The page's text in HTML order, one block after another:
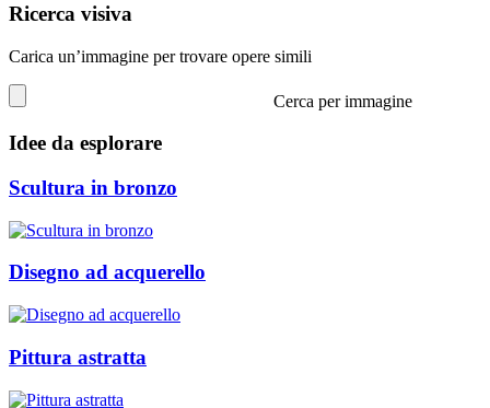
Ricerca visiva
Carica un’immagine per trovare opere simili
Cerca per immagine
Idee da esplorare
Scultura in bronzo
Disegno ad acquerello
Pittura astratta